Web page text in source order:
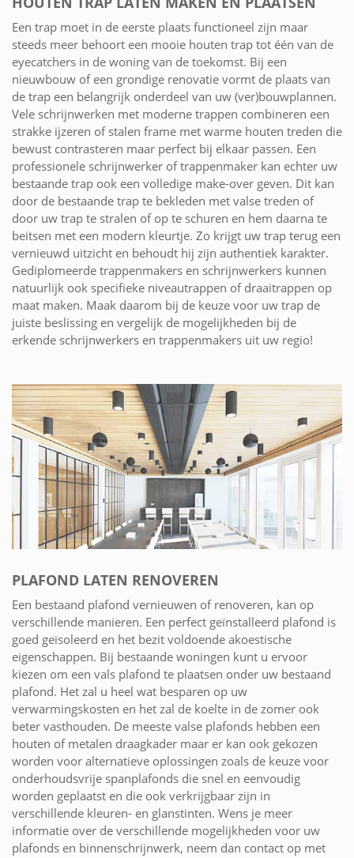
Een trap moet in de eerste plaats functioneel zijn maar
steeds meer behoort een mooie houten trap tot één van de
eyecatchers in de woning van de toekomst. Bij een
nieuwbouw of een grondige renovatie vormt de plaats van
de trap een belangrijk onderdeel van uw (ver)bouwplannen.
Vele schrijnwerken met moderne trappen combineren een
strakke ijzeren of stalen frame met warme houten treden die
bewust contrasteren maar perfect bij elkaar passen. Een
professionele schrijnwerker of trappenmaker kan echter uw
bestaande trap ook een volledige make-over geven. Dit kan
door de bestaande trap te bekleden met valse treden of
door uw trap te stralen of op te schuren en hem daarna te
beitsen met een modern kleurtje. Zo krijgt uw trap terug een
vernieuwd uitzicht en behoudt hij zijn authentiek karakter.
Gediplomeerde trappenmakers en schrijnwerkers kunnen
natuurlijk ook specifieke niveautrappen of draaitrappen op
maat maken. Maak daarom bij de keuze voor uw trap de
juiste beslissing en vergelijk de mogelijkheden bij de
erkende schrijnwerkers en trappenmakers uit uw regio!
PLAFOND LATEN RENOVEREN
Een bestaand plafond vernieuwen of renoveren, kan op
verschillende manieren. Een perfect geïnstalleerd plafond is
goed geïsoleerd en het bezit voldoende akoestische
eigenschappen. Bij bestaande woningen kunt u ervoor
kiezen om een vals plafond te plaatsen onder uw bestaand
plafond. Het zal u heel wat besparen op uw
verwarmingskosten en het zal de koelte in de zomer ook
beter vasthouden. De meeste valse plafonds hebben een
houten of metalen draagkader maar er kan ook gekozen
worden voor alternatieve oplossingen zoals de keuze voor
onderhoudsvrije spanplafonds die snel en eenvoudig
worden geplaatst en die ook verkrijgbaar zijn in
verschillende kleuren- en glanstinten. Wens je meer
informatie over de verschillende mogelijkheden voor uw
plafonds en binnenschrijnwerk, neem dan contact op met